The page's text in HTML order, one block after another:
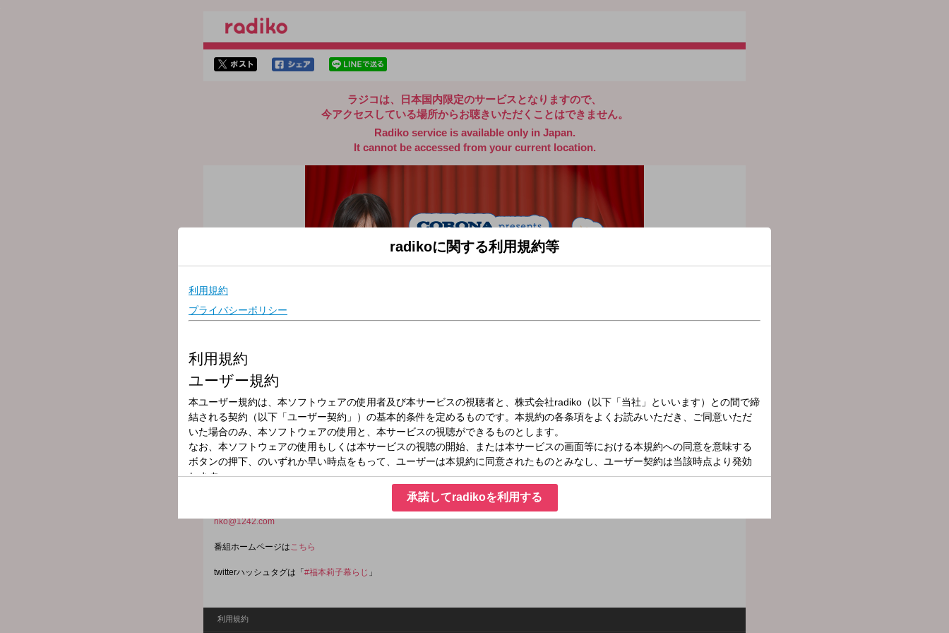
ラジコは、日本国内限定のサービスとなりますので、
今アクセスしている場所からお聴きいただくことはできません。
Radiko service is available only in Japan.
It cannot be accessed from your current location.
放送局
放送時間
2026年5月9日（土）17:00～17:20
番組名
福本莉子 まったり幕間らじお
第8回「東宝シンデレラ」オーディショングランプリ・福本莉子、初のレギュラーラジオ番組！
演劇の第一幕と第二幕のあいだにある休憩時間=幕間のように、生活の中で「まったり聴ける」「くつろげる時間」をお届けします。
毎週土曜17時からの20分間、ぜひまったりとくつろぎながらお聴きください。 メールアドレス：
riko@1242.com
番組ホームページはこちら
twitterハッシュタグは「 #福本莉子幕らじ 」
利用規約
radikoに関する利用規約等
承諾してradikoを利用する